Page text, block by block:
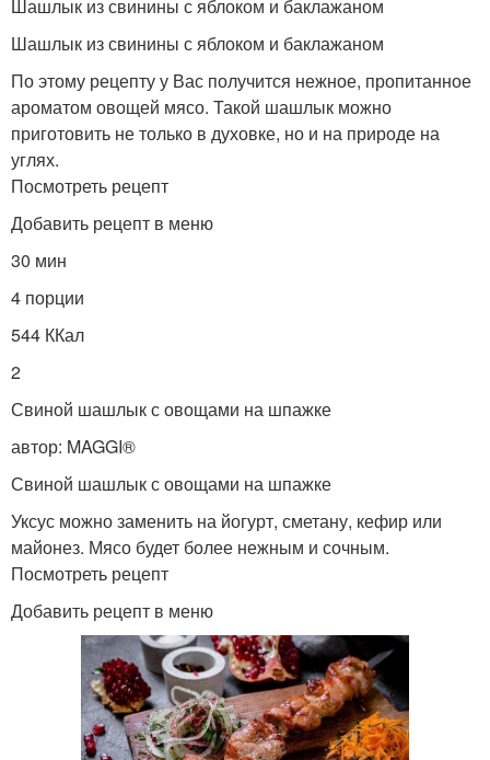
Шашлык из свинины с яблоком и баклажаном
Шашлык из свинины с яблоком и баклажаном
По этому рецепту у Вас получится нежное, пропитанное
ароматом овощей мясо. Такой шашлык можно
приготовить не только в духовке, но и на природе на
углях.
Посмотреть рецепт
Добавить рецепт в меню
30 мин
4 порции
544 ККал
2
Свиной шашлык с овощами на шпажке
автор: MAGGI®
Свиной шашлык с овощами на шпажке
Уксус можно заменить на йогурт, сметану, кефир или
майонез. Мясо будет более нежным и сочным.
Посмотреть рецепт
Добавить рецепт в меню